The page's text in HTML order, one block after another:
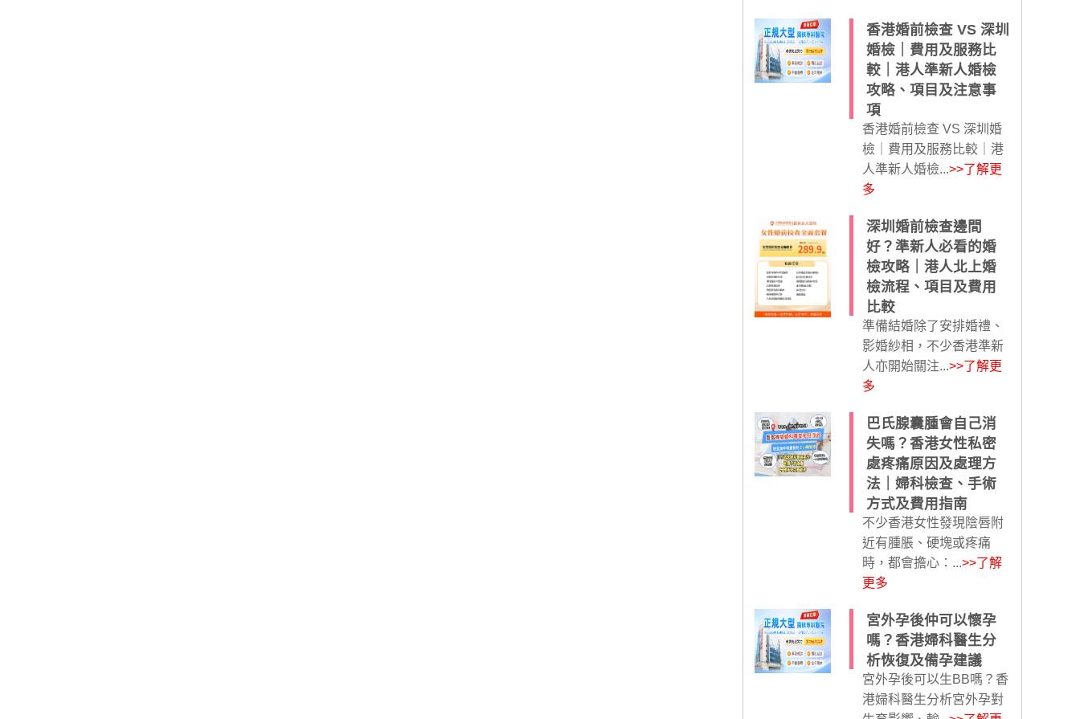
香港婚前檢查 VS 深圳
婚檢｜費用及服務比
較｜港人準新人婚檢
攻略、項目及注意事
項
香港婚前檢查 VS 深圳婚
檢｜費用及服務比較｜港
人準新人婚檢...>>了解更
多
深圳婚前檢查邊間
好？準新人必看的婚
檢攻略｜港人北上婚
檢流程、項目及費用
比較
準備結婚除了安排婚禮、
影婚紗相，不少香港準新
人亦開始關注...>>了解更
多
巴氏腺囊腫會自己消
失嗎？香港女性私密
處疼痛原因及處理方
法｜婦科檢查、手術
方式及費用指南
不少香港女性發現陰唇附
近有腫脹、硬塊或疼痛
時，都會擔心：...>>了解
更多
宮外孕後仲可以懷孕
嗎？香港婦科醫生分
析恢復及備孕建議
宮外孕後可以生BB嗎？香
港婦科醫生分析宮外孕對